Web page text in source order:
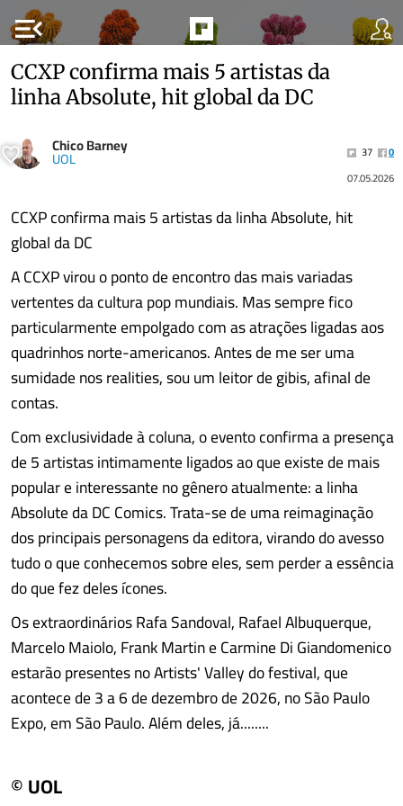
menu_open
CCXP confirma mais 5 artistas da
linha Absolute, hit global da DC
Chico Barney
UOL 37
0
07.05.2026
CCXP confirma mais 5 artistas da linha Absolute, hit
global da DC
A CCXP virou o ponto de encontro das mais variadas
vertentes da cultura pop mundiais. Mas sempre fico
particularmente empolgado com as atrações ligadas aos
quadrinhos norte-americanos. Antes de me ser uma
sumidade nos realities, sou um leitor de gibis, afinal de
contas.
Com exclusividade à coluna, o evento confirma a presença
de 5 artistas intimamente ligados ao que existe de mais
popular e interessante no gênero atualmente: a linha
Absolute da DC Comics. Trata-se de uma reimaginação
dos principais personagens da editora, virando do avesso
tudo o que conhecemos sobre eles, sem perder a essência
do que fez deles ícones.
Os extraordinários Rafa Sandoval, Rafael Albuquerque,
Marcelo Maiolo, Frank Martin e Carmine Di Giandomenico
estarão presentes no Artists' Valley do festival, que
acontece de 3 a 6 de dezembro de 2026, no São Paulo
Expo, em São Paulo. Além deles, já........
© UOL